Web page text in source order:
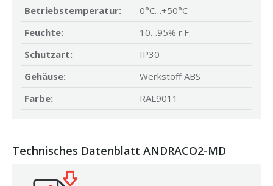
Betriebstemperatur:
0°C…+50°C
Feuchte:
10…95% r.F.
Schutzart:
IP30
Gehäuse:
Werkstoff ABS
Farbe:
RAL9011
Technisches Datenblatt ANDRACO2-MD